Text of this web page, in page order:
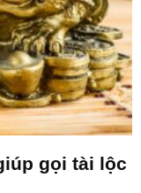
gọi tài lộc